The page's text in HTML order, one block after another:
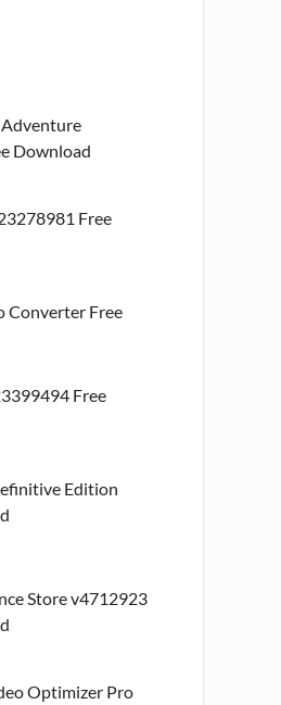
Download
Free
Converter Free
Free
Edition
Store v4712923
Optimizer Pro